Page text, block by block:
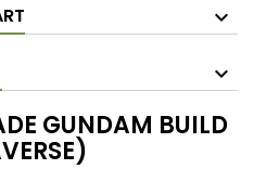
GUNDAM BUILD